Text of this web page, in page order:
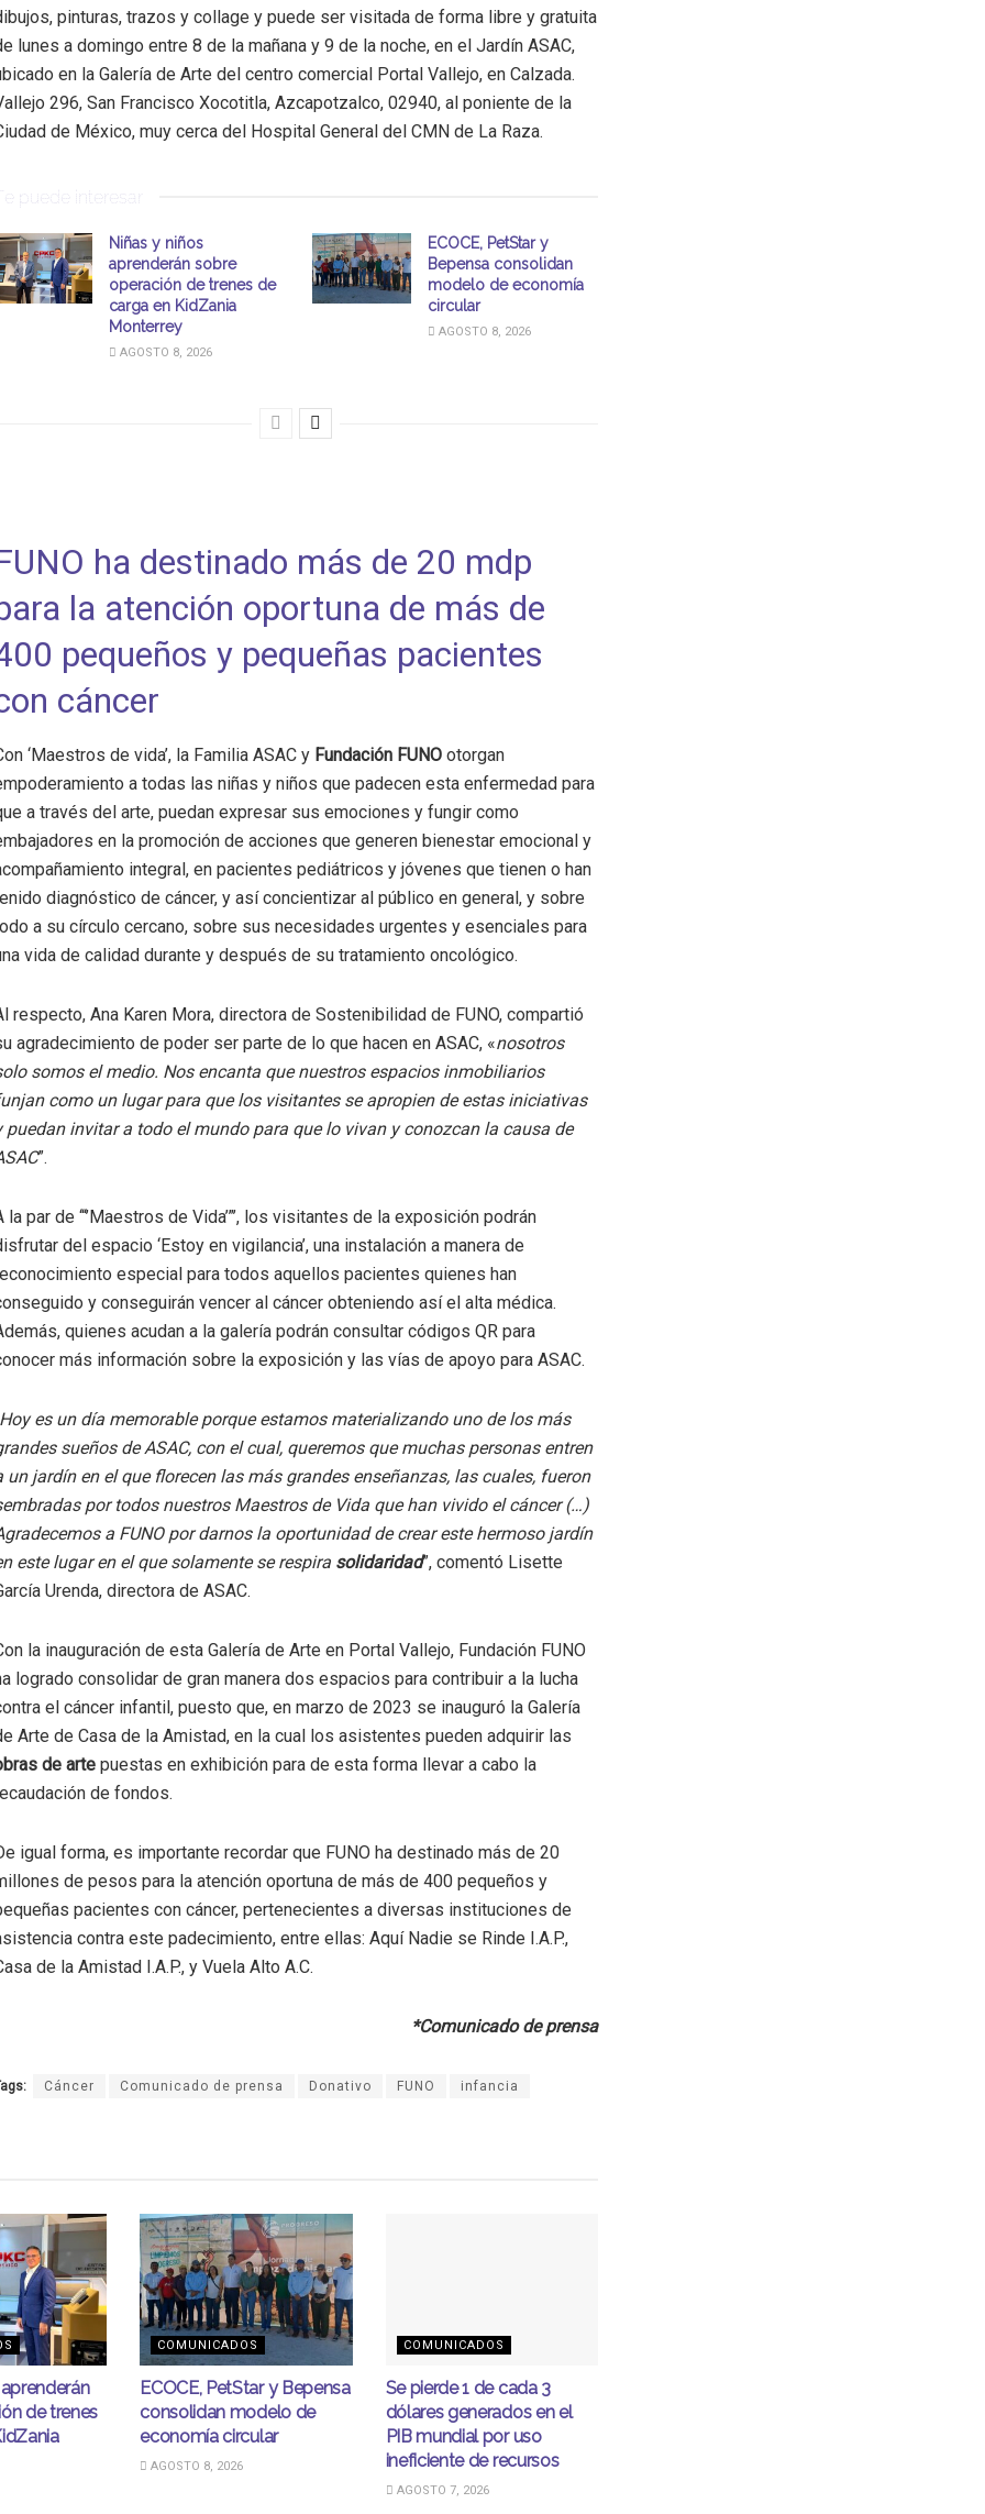
pinturas, trazos y collage y puede ser visitada de forma libre y gratuita
lunes a domingo entre 8 de la mañana y 9 de la noche, en el Jardín ASAC,
en la Galería de Arte del centro comercial Portal Vallejo, en Calzada.
296, San Francisco Xocotitla, Azcapotzalco, 02940, al poniente de la
de México, muy cerca del Hospital General del CMN de La Raza.
puede interesar
Niñas y niños
aprenderán sobre
operación de trenes de
carga en KidZania
Monterrey
AGOSTO 8, 2026
ECOCE, PetStar y
Bepensa consolidan
modelo de economía
circular
AGOSTO 8, 2026
ha destinado más de 20 mdp
la atención oportuna de más de
pequeños y pequeñas pacientes
cáncer
‘Maestros de vida’, la Familia ASAC y Fundación FUNO otorgan
a todas las niñas y niños que padecen esta enfermedad para
a través del arte, puedan expresar sus emociones y fungir como
en la promoción de acciones que generen bienestar emocional y
integral, en pacientes pediátricos y jóvenes que tienen o han
diagnóstico de cáncer, y así concientizar al público en general, y sobre
a su círculo cercano, sobre sus necesidades urgentes y esenciales para
vida de calidad durante y después de su tratamiento oncológico.
respecto, Ana Karen Mora, directora de Sostenibilidad de FUNO, compartió
agradecimiento de poder ser parte de lo que hacen en ASAC, «nosotros
somos el medio. Nos encanta que nuestros espacios inmobiliarios
como un lugar para que los visitantes se apropien de estas iniciativas
puedan invitar a todo el mundo para que lo vivan y conozcan la causa de
”.
la par de ‘“’Maestros de Vida’”’, los visitantes de la exposición podrán
del espacio ‘Estoy en vigilancia’, una instalación a manera de
especial para todos aquellos pacientes quienes han
y conseguirán vencer al cáncer obteniendo así el alta médica.
quienes acudan a la galería podrán consultar códigos QR para
más información sobre la exposición y las vías de apoyo para ASAC.
Hoy es un día memorable porque estamos materializando uno de los más
sueños de ASAC, con el cual, queremos que muchas personas entren
un jardín en el que florecen las más grandes enseñanzas, las cuales, fueron
por todos nuestros Maestros de Vida que han vivido el cáncer (…)
a FUNO por darnos la oportunidad de crear este hermoso jardín
este lugar en el que solamente se respira solidaridad”, comentó Lisette
Urenda, directora de ASAC.
la inauguración de esta Galería de Arte en Portal Vallejo, Fundación FUNO
logrado consolidar de gran manera dos espacios para contribuir a la lucha
el cáncer infantil, puesto que, en marzo de 2023 se inauguró la Galería
Arte de Casa de la Amistad, en la cual los asistentes pueden adquirir las
de arte puestas en exhibición para de esta forma llevar a cabo la
de fondos.
igual forma, es importante recordar que FUNO ha destinado más de 20
de pesos para la atención oportuna de más de 400 pequeños y
pacientes con cáncer, pertenecientes a diversas instituciones de
contra este padecimiento, entre ellas: Aquí Nadie se Rinde I.A.P.,
de la Amistad I.A.P., y Vuela Alto A.C.
*Comunicado de prensa
Cáncer Comunicado de prensa Donativo FUNO infancia
de trenes
COMUNICADOS
ECOCE, PetStar y Bepensa
consolidan modelo de
economía circular
AGOSTO 8, 2026
COMUNICADOS
Se pierde 1 de cada 3
dólares generados en el
PIB mundial por uso
ineficiente de recursos
AGOSTO 7, 2026